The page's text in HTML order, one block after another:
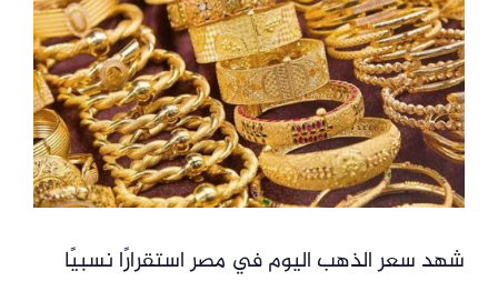
شهد سعر الذهب اليوم في مصر استقرارًا نسبيًا